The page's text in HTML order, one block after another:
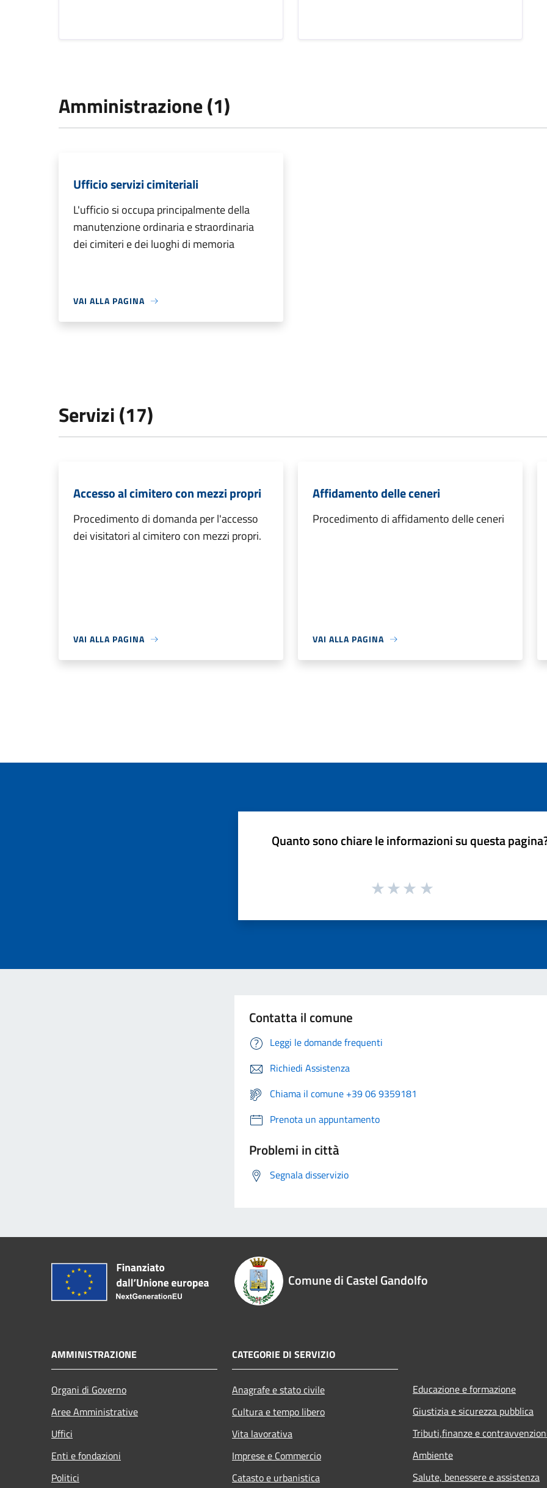
Amministrazione (1)
Ufficio servizi cimiteriali
L'ufficio si occupa principalmente della
manutenzione ordinaria e straordinaria
dei cimiteri e dei luoghi di memoria
VAI ALLA PAGINA
Servizi (17)
Accesso al cimitero con mezzi propri
Procedimento di domanda per l'accesso
dei visitatori al cimitero con mezzi propri.
VAI ALLA PAGINA
Affidamento delle ceneri
Procedimento di affidamento delle ceneri
VAI ALLA PAGINA
Quanto sono chiare le informazioni su questa
Contatta il comune
Leggi le domande frequenti
Richiedi Assistenza
Chiama il comune +39 06 9359181
Prenota un appuntamento
Problemi in città
Segnala disservizio
Comune di Castel Gandolfo
AMMINISTRAZIONE
Organi di Governo
Aree Amministrative
Uffici
Enti e fondazioni
Politici
CATEGORIE DI SERVIZIO
Anagrafe e stato civile
Cultura e tempo libero
Vita lavorativa
Imprese e Commercio
Catasto e urbanistica
Educazione e formazione
Giustizia e sicurezza pubblica
Tributi,finanze e
Ambiente
Salute, benessere e assistenza